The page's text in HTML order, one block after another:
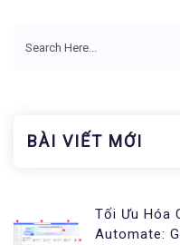
BÀI VIẾT MỚI
Tối Ưu Hóa
Automate: